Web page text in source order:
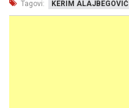
Tagovi: KERIM ALAJBEGOVIĆ